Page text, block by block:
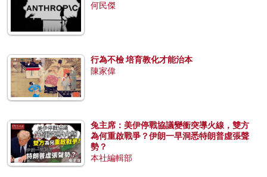
何民傑
行為不檢 培育教化才能治本
陳家偉
兔主席：美伊停戰協議變衝突導火線，雙方
為何重啟戰爭？伊朗一早洞悉特朗普虛張聲
勢？
本社編輯部